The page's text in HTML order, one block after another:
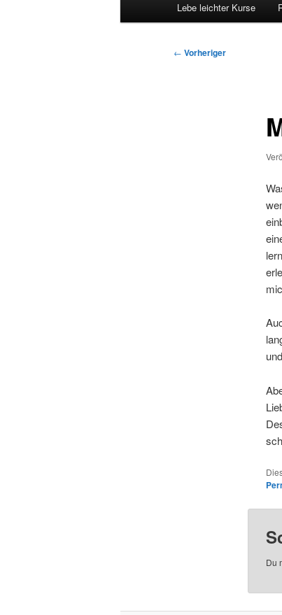
Lebe leichter Kurse
Beitragsnavigation
← Vorheriger
Du